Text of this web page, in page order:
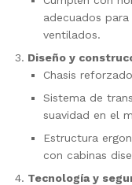
adecuados
ventilados.
Diseño y
Chasis
Sistema de
suavidad en el
Estructura
con cabinas
Tecnología y